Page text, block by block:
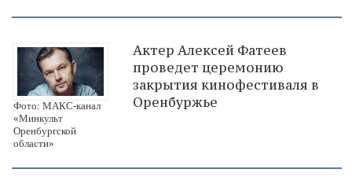
Фото: МАКС-канал
«Минкульт
Оренбургской
области»
Актер Алексей Фатеев
проведет церемонию
закрытия кинофестиваля в
Оренбуржье